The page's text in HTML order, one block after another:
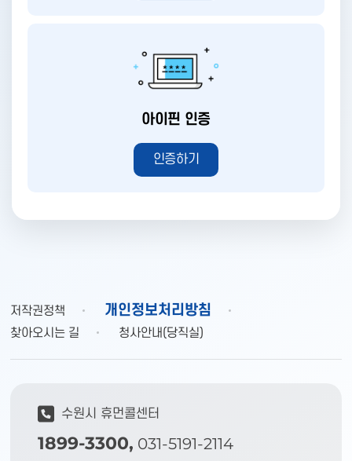
아이핀 인증
인증하기
저작권정책 개인정보처리방침
찾아오시는 길 청사안내(당직실)
수원시 휴먼콜센터
1899-3300, 031-5191-2114